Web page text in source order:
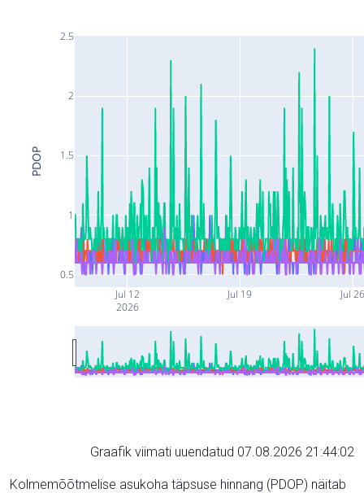
Jul 12
2026
Jul 19 Jul
0.5
1
1.5
2
2.5
PDOP
Graafik viimati uuendatud 07.08.2026 21:44:02
Kolmemõõtmelise asukoha täpsuse hinnang (PDOP) näitab